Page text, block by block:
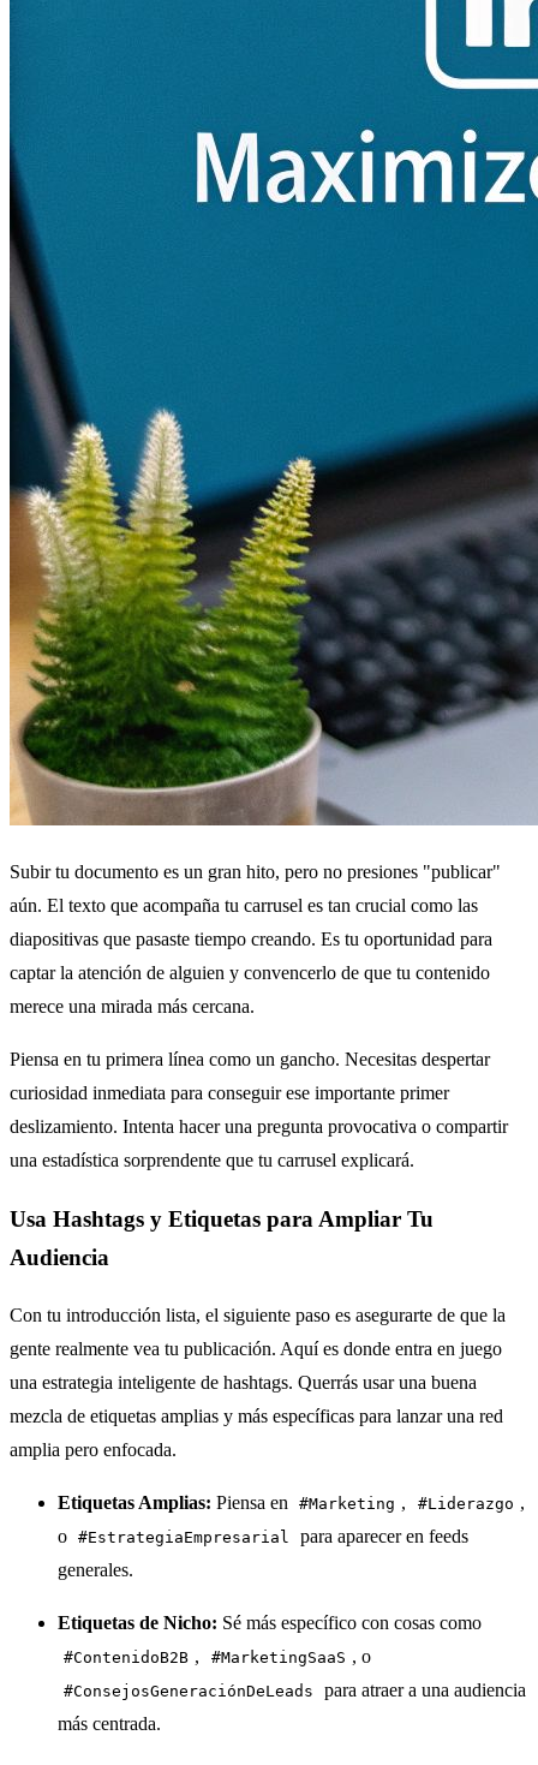
Subir tu documento es un gran hito, pero no presiones "publicar"
aún. El texto que acompaña tu carrusel es tan crucial como las
diapositivas que pasaste tiempo creando. Es tu oportunidad para
captar la atención de alguien y convencerlo de que tu contenido
merece una mirada más cercana.
Piensa en tu primera línea como un gancho. Necesitas despertar
curiosidad inmediata para conseguir ese importante primer
deslizamiento. Intenta hacer una pregunta provocativa o compartir
una estadística sorprendente que tu carrusel explicará.
Usa Hashtags y Etiquetas para Ampliar Tu
Audiencia
Con tu introducción lista, el siguiente paso es asegurarte de que la
gente realmente vea tu publicación. Aquí es donde entra en juego
una estrategia inteligente de hashtags. Querrás usar una buena
mezcla de etiquetas amplias y más específicas para lanzar una red
amplia pero enfocada.
Etiquetas Amplias: Piensa en #Marketing , #Liderazgo ,
o
#EstrategiaEmpresarial
para aparecer en feeds
generales.
Etiquetas de Nicho: Sé más específico con cosas como
#ContenidoB2B , #MarketingSaaS , o
#ConsejosGeneraciónDeLeads
para atraer a una audiencia
más centrada.